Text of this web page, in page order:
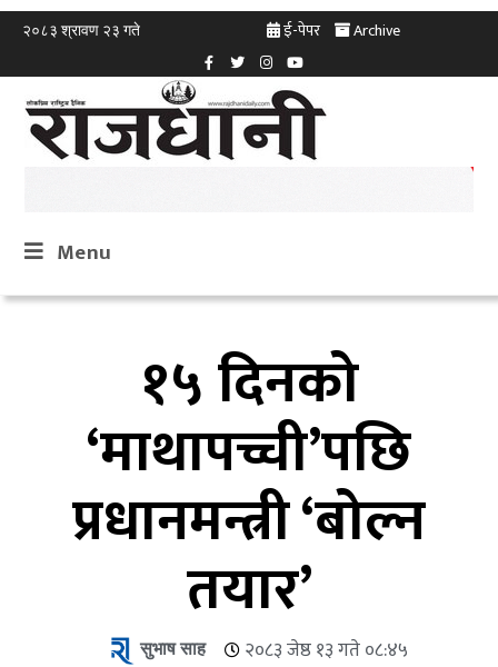
२०८३ श्रावण २३ गते ई-पेपर Archive
Menu
१५ दिनको
‘माथापच्ची’पछि
प्रधानमन्त्री ‘बोल्न
तयार’
सुभाष साह २०८३ जेष्ठ १३ गते ०८:४५